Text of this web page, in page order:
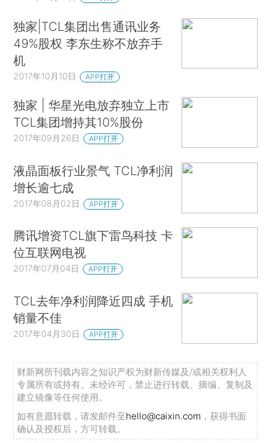
独家|TCL集团出售通讯业务
49%股权 李东生称不放弃手
机
2017年10月10日 APP打开
独家 | 华星光电放弃独立上市
TCL集团增持其10%股份
2017年09月26日 APP打开
液晶面板行业景气 TCL净利润
增长逾七成
2017年08月02日 APP打开
腾讯增资TCL旗下雷鸟科技 卡
位互联网电视
2017年07月04日 APP打开
TCL去年净利润降近四成 手机
销量不佳
2017年04月30日 APP打开
财新网所刊载内容之知识产权为财新传媒及/或相关权利人
专属所有或持有。未经许可，禁止进行转载、摘编、复制及
建立镜像等任何使用。
如有意愿转载，请发邮件至hello@caixin.com ，获得书面
确认及授权后，方可转载。